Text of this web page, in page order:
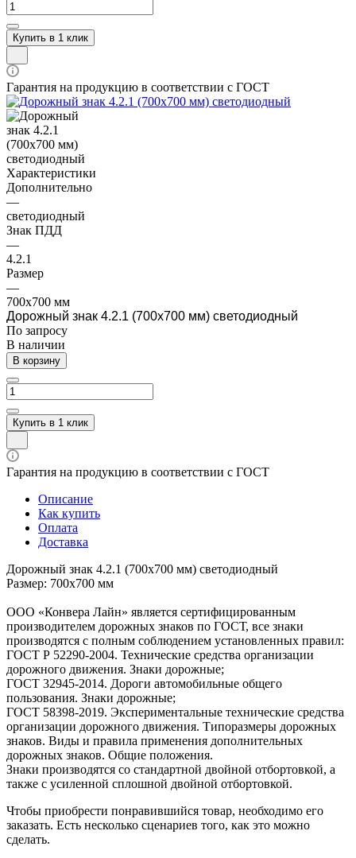
Купить в 1 клик
Гарантия на продукцию в соответствии с ГОСТ
Характеристики
Дополнительно
—
светодиодный
Знак ПДД
—
4.2.1
Размер
—
700х700 мм
Дорожный знак 4.2.1 (700х700 мм) светодиодный
По запросу
В наличии
В корзину
Купить в 1 клик
Гарантия на продукцию в соответствии с ГОСТ
Описание
Как купить
Оплата
Доставка
Дорожный знак 4.2.1 (700х700 мм) светодиодный
Размер: 700х700 мм
ООО «Конвера Лайн» является сертифицированным
производителем дорожных знаков по ГОСТ, все знаки
производятся с полным соблюдением установленных правил:
ГОСТ Р 52290-2004. Технические средства организации
дорожного движения. Знаки дорожные;
ГОСТ 32945-2014. Дороги автомобильные общего
пользования. Знаки дорожные;
ГОСТ 58398-2019. Экспериментальные технические средства
организации дорожного движения. Типоразмеры дорожных
знаков. Виды и правила применения дополнительных
дорожных знаков. Общие положения.
Знаки производятся со стандартной двойной отбортовкой, а
также с усиленной сплошной двойной отбортовкой.
Чтобы приобрести понравившийся товар, необходимо его
заказать. Есть несколько сценариев того, как это можно
сделать.